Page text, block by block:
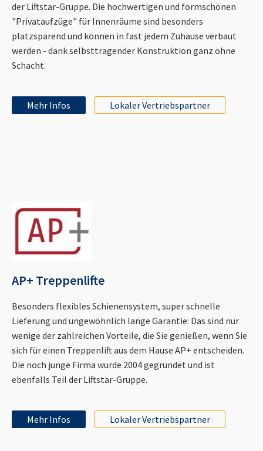
der Liftstar-Gruppe. Die hochwertigen und formschönen
"Privataufzüge" für Innenräume sind besonders
platzsparend und können in fast jedem Zuhause verbaut
werden - dank selbsttragender Konstruktion ganz ohne
Schacht.
Mehr Infos Lokaler Vertriebspartner
AP+ Treppenlifte
Besonders flexibles Schienensystem, super schnelle
Lieferung und ungewöhnlich lange Garantie: Das sind nur
wenige der zahlreichen Vorteile, die Sie genießen, wenn Sie
sich für einen Treppenlift aus dem Hause AP+ entscheiden.
Die noch junge Firma wurde 2004 gegründet und ist
ebenfalls Teil der Liftstar-Gruppe.
Mehr Infos Lokaler Vertriebspartner